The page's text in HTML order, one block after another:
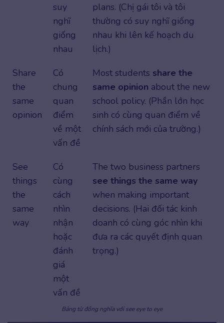
suy
nghĩ
giống
nhau
plans. (Chị gái tôi và tôi
thường có suy nghĩ giống
nhau khi lên kế hoạch du
lịch.)
Share
the
same
opinion
Có
chung
quan
điểm
về một
vấn đề
Most students share the
same opinion about the new
school policy. (Phần lớn học
sinh có cùng quan điểm về
chính sách mới của trường.)
See
things
the
same
way
Có
cùng
cách
nhìn
nhận
hoặc
đánh
giá
một
vấn đề
The two business partners
see things the same way
when making important
decisions. (Hai đối tác kinh
doanh có cùng góc nhìn khi
đưa ra các quyết định quan
trọng.)
Bảng từ đồng nghĩa với see eye to eye